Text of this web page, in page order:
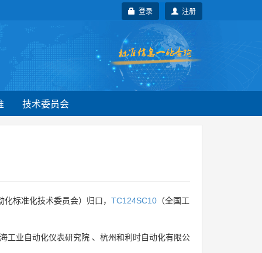
注册
登录
技术委员会
化标准化技术委员会）归口， TC124SC10 （全国工
海工业自动化仪表研究院 、 杭州和利时自动化有限公